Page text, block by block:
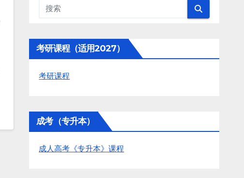
考研课程（适用2027）
考研课程
成考（专升本）
成人高考《专升本》课程